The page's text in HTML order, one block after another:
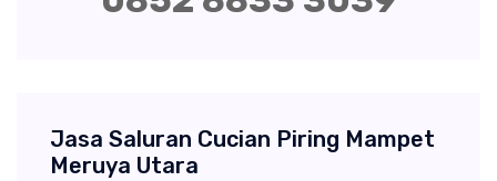
Jasa Saluran Cucian Piring Mampet
Meruya Utara